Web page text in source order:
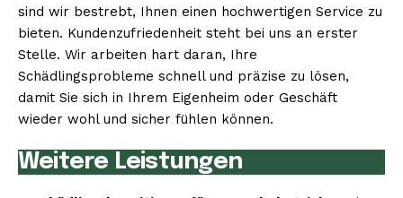
sind wir bestrebt, Ihnen einen hochwertigen Service zu
bieten. Kundenzufriedenheit steht bei uns an erster
Stelle. Wir arbeiten hart daran, Ihre
Schädlingsprobleme schnell und präzise zu lösen,
damit Sie sich in Ihrem Eigenheim oder Geschäft
wieder wohl und sicher fühlen können.
Weitere Leistungen